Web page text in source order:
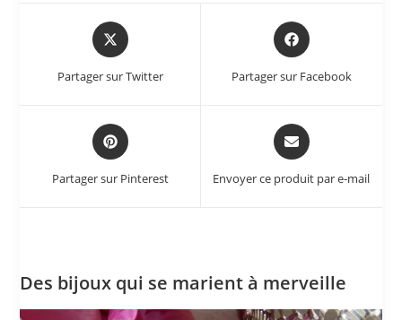
Partager sur Twitter Partager sur Facebook
Partager sur Pinterest Envoyer ce produit par e-mail
Des bijoux qui se marient à merveille